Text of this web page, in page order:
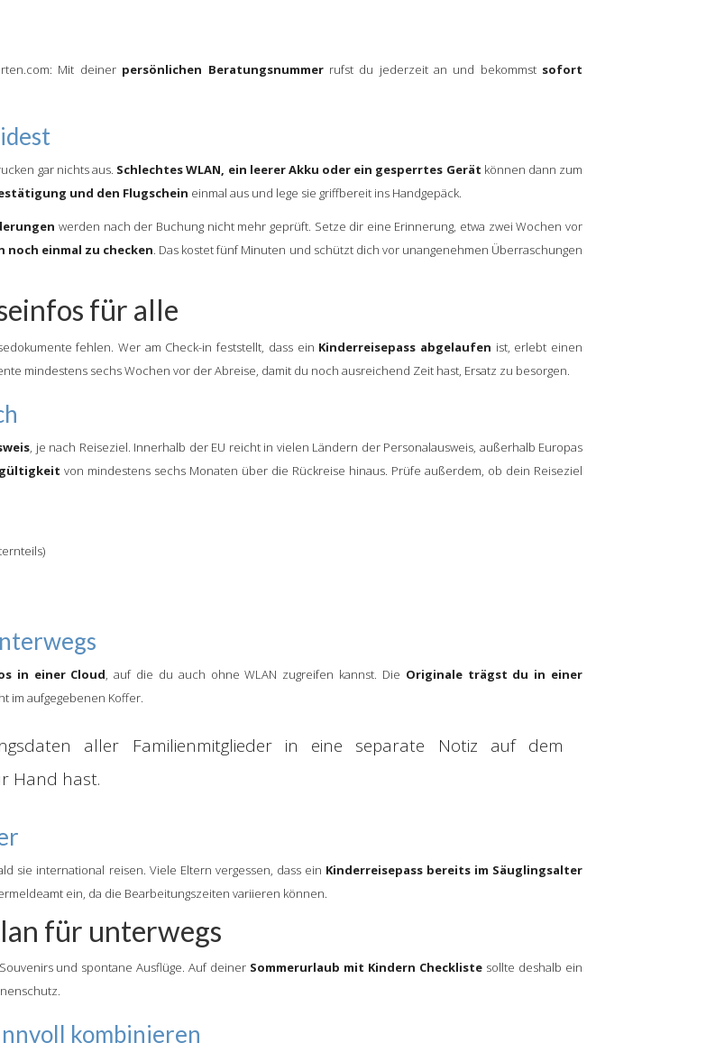
Mit deiner persönlichen Beratungsnummerrufst du jederzeit an und bekommst sofort
gar nichts aus. Schlechtes WLAN, ein leerer Akku oder ein gesperrtes Gerät können dann zum
und den Flugschein einmal aus und lege sie griffbereit ins Handgepäck.
werden nach der Buchung nicht mehr geprüft. Setze dir eine Erinnerung, etwa zwei Wochen vor
noch einmal zu checken. Das kostet fünf Minuten und schützt dich vor unangenehmen Überraschungen
für alle
fehlen. Wer am Check-in feststellt, dass ein Kinderreisepass abgelaufen ist, erlebt einen
mindestens sechs Wochen vor der Abreise, damit du noch ausreichend Zeit hast, Ersatz zu besorgen.
, je nach Reiseziel. Innerhalb der EU reicht in vielen Ländern der Personalausweis, außerhalb Europas
von mindestens sechs Monaten über die Rückreise hinaus. Prüfe außerdem, ob dein Reiseziel
in einer Cloud, auf die du auch ohne WLAN zugreifen kannst. Die Originale trägst du in einer
im aufgegebenen Koffer.
aller Familienmitglieder in eine separate Notiz auf dem
Hand hast.
sie international reisen. Viele Eltern vergessen, dass ein Kinderreisepass bereits im Säuglingsalter
ein, da die Bearbeitungszeiten variieren können.
für unterwegs
und spontane Ausflüge. Auf deiner Sommerurlaub mit Kindern Checkliste sollte deshalb ein
kombinieren